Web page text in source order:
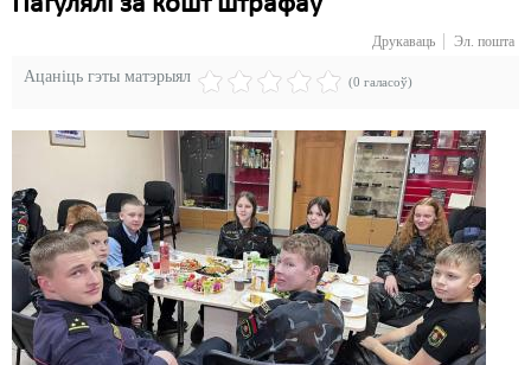
Друкаваць Эл. пошта
Ацаніць гэты матэрыял (0 галасоў)
Грамадзянскія ініцыятывы
Дзяржава
Дыскрымінацыя
Затрыманьні
Карная псыхіятрыя
КПЧ ААН